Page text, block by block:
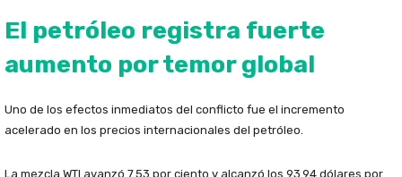
El petróleo registra fuerte
aumento por temor global
Uno de los efectos inmediatos del conflicto fue el incremento
acelerado en los precios internacionales del petróleo.
La mezcla WTI avanzó 7.53 por ciento y alcanzó los 93.94 dólares por